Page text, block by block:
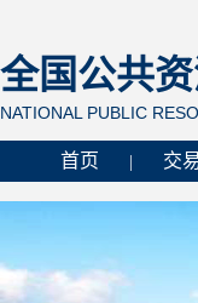
全国公共
NATIONAL PUBLIC
首页 交